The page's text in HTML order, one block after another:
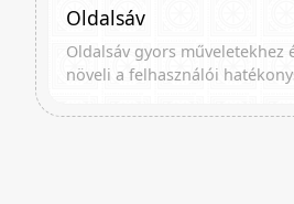
Oldalsáv
Oldalsáv gyors műveletekhez
növeli a felhasználói